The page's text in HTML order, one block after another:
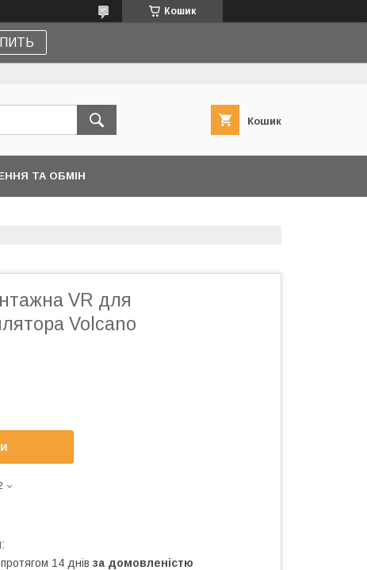
Кошик
Кошик
ТА ОБМІН
VR для
Volcano
14 днів за домовленістю